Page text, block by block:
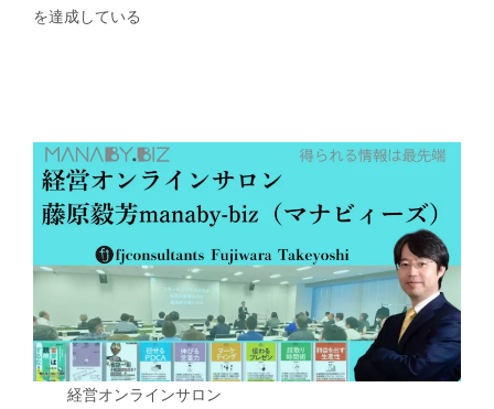
を達成している
経営オンラインサロン